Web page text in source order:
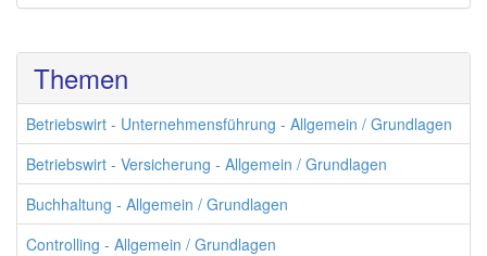
Themen
Betriebswirt - Unternehmensführung - Allgemein / Grundlagen
Betriebswirt - Versicherung - Allgemein / Grundlagen
Buchhaltung - Allgemein / Grundlagen
Controlling - Allgemein / Grundlagen